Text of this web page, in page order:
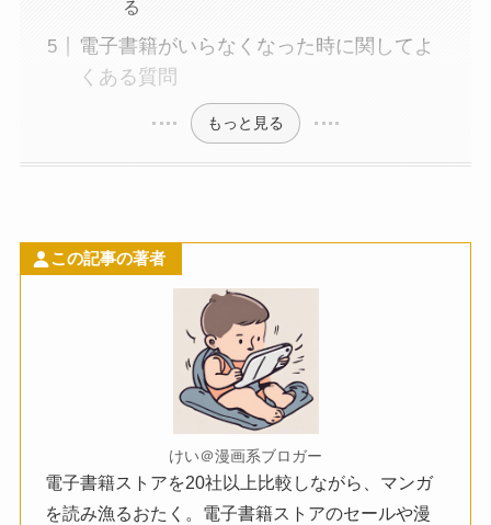
る
電子書籍がいらなくなった時に関してよ
くある質問
もっと見る
この記事の著者
けい＠漫画系ブロガー
電子書籍ストアを20社以上比較しながら、マンガ
を読み漁るおたく。電子書籍ストアのセールや漫